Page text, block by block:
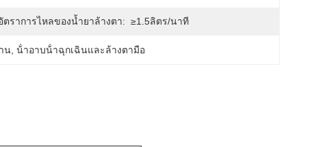
ตราการไหลของน้ำยาล้างตา: ≥1.5ลิตร/นาที
น , น้ําอาบน้ําฉุกเฉินและล้างตามือ